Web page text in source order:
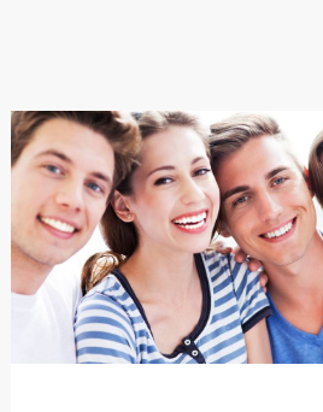
Felhasználói útmutató
Fejlesztői kézikönyv
Gyakorlati tanácsok